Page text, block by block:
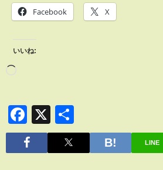
Facebook X
いいね:
Facebook
X
有
LINE